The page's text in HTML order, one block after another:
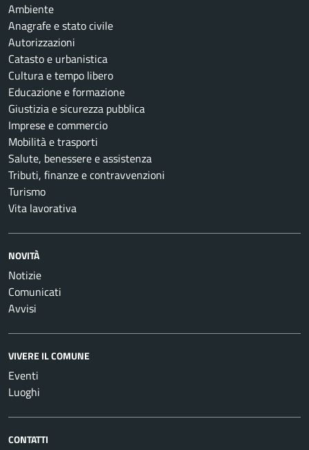
Ambiente
Anagrafe e stato civile
Autorizzazioni
Catasto e urbanistica
Cultura e tempo libero
Educazione e formazione
Giustizia e sicurezza pubblica
Imprese e commercio
Mobilità e trasporti
Salute, benessere e assistenza
Tributi, finanze e contravvenzioni
Turismo
Vita lavorativa
NOVITÀ
Notizie
Comunicati
Avvisi
VIVERE IL COMUNE
Eventi
Luoghi
CONTATTI